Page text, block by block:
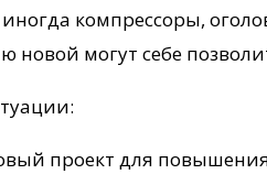
компрессоры,
новой могут себе
проект для